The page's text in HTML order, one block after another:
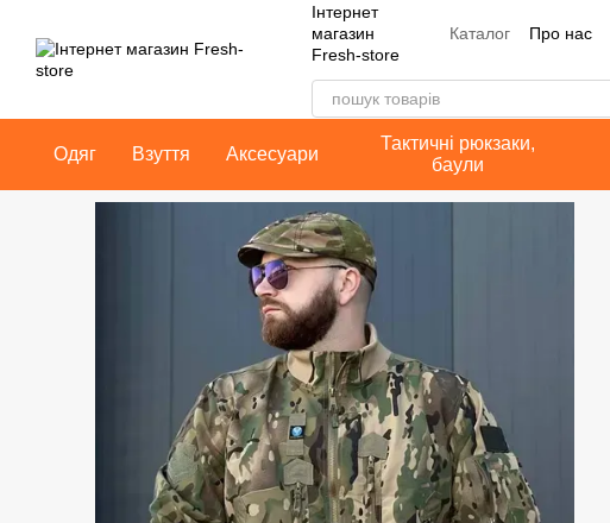
Інтернет
магазин
Fresh-store
Каталог Про нас
Публічна оферта
Одяг Взуття Аксесуари
Тактичні рюкзаки,
баули